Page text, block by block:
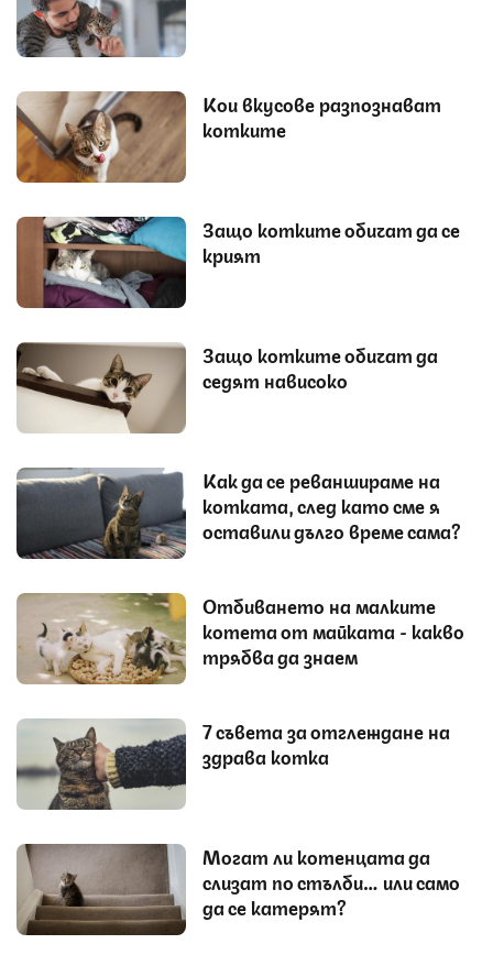
Кои вкусове разпознават
котките
Защо котките обичат да се
крият
Защо котките обичат да
седят нависоко
Как да се реваншираме на
котката, след като сме я
оставили дълго време сама?
Отбиването на малките
котета от майката - какво
трябва да знаем
7 съвета за отглеждане на
здрава котка
Могат ли котенцата да
слизат по стълби… или само
да се катерят?